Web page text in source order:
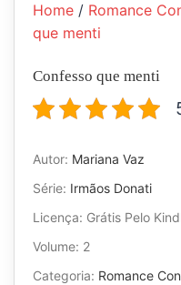
Home / Romance
que menti
Confesso que menti
Autor: Mariana Vaz
Série: Irmãos Donati
Licença: Grátis Pelo
Volume: 2
Categoria: Romance